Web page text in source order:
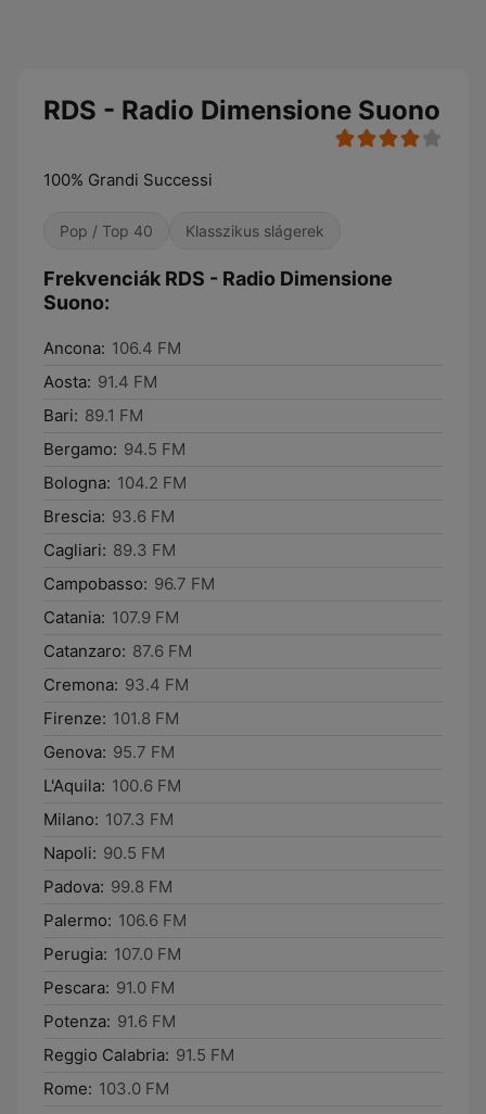
RDS - Radio Dimensione Suono
100% Grandi Successi
Pop / Top 40 Klasszikus slágerek
Frekvenciák RDS - Radio Dimensione
Suono:
Ancona: 106.4 FM
Aosta: 91.4 FM
Bari: 89.1 FM
Bergamo: 94.5 FM
Bologna: 104.2 FM
Brescia: 93.6 FM
Cagliari: 89.3 FM
Campobasso: 96.7 FM
Catania: 107.9 FM
Catanzaro: 87.6 FM
Cremona: 93.4 FM
Firenze: 101.8 FM
Genova: 95.7 FM
L'Aquila: 100.6 FM
Milano: 107.3 FM
Napoli: 90.5 FM
Padova: 99.8 FM
Palermo: 106.6 FM
Perugia: 107.0 FM
Pescara: 91.0 FM
Potenza: 91.6 FM
Reggio Calabria: 91.5 FM
Rome: 103.0 FM